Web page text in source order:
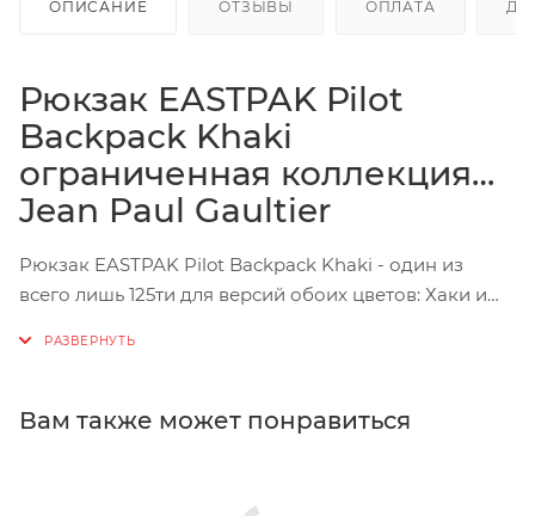
ОПИСАНИЕ ОТЗЫВЫ ОПЛАТА
Рюкзак EASTPAK Pilot
Backpack Khaki
ограниченная коллекция
Jean Paul Gaultier
Рюкзак EASTPAK Pilot Backpack Khaki - один из
всего лишь 125ти для версий обоих цветов: Хаки и
нам эти эксклюзивные модели лимитированного
Eastpak и дизайнерской уникальностью Jean Paul
Вам также может понравиться